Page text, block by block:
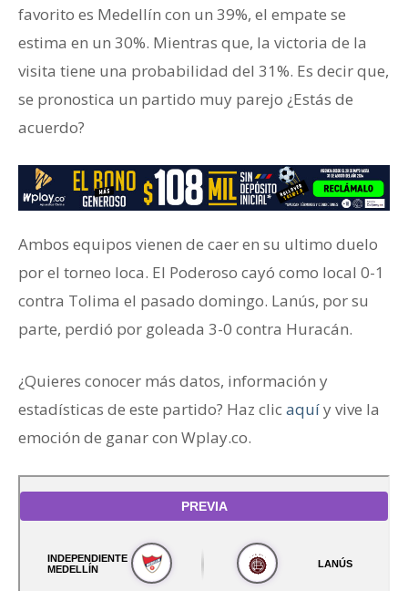
favorito es Medellín con un 39%, el empate se
estima en un 30%. Mientras que, la victoria de la
visita tiene una probabilidad del 31%. Es decir que,
se pronostica un partido muy parejo ¿Estás de
acuerdo?
Ambos equipos vienen de caer en su ultimo duelo
por el torneo loca. El Poderoso cayó como local 0-1
contra Tolima el pasado domingo. Lanús, por su
parte, perdió por goleada 3-0 contra Huracán.
¿Quieres conocer más datos, información y
estadísticas de este partido? Haz clic aquíy vive la
emoción de ganar con Wplay.co.